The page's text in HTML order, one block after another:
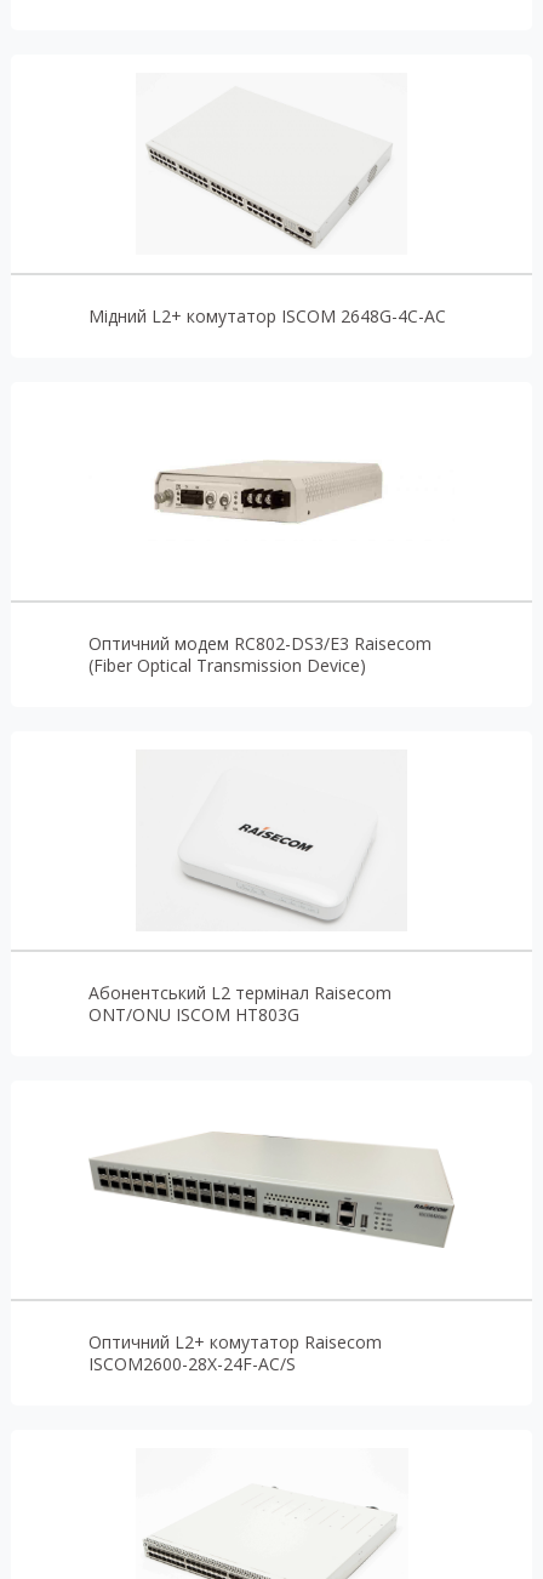
Мідний L2+ комутатор ISCOM 2648G-4C-AC
Оптичний модем RC802-DS3/E3 Raisecom
(Fiber Optical Transmission Device)
Абонентський L2 термінал Raisecom
ONT/ONU ISCOM HT803G
Оптичний L2+ комутатор Raisecom
ISCOM2600-28X-24F-AC/S